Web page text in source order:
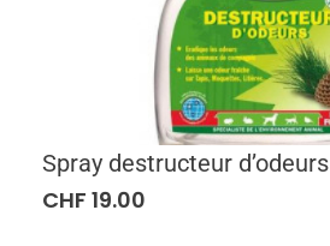
Spray destructeur d’odeurs
CHF 19.00